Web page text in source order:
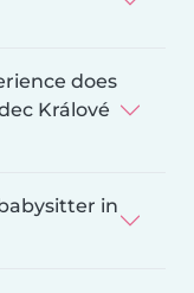
does
Králové
in